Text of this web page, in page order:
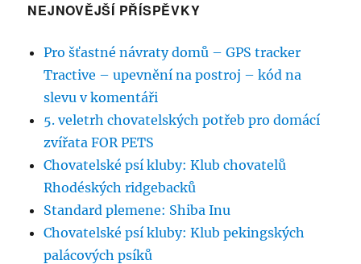
NEJNOVĚJŠÍ PŘÍSPĚVKY
Pro šťastné návraty domů – GPS tracker
Tractive – upevnění na postroj – kód na
slevu v komentáři
5. veletrh chovatelských potřeb pro domácí
zvířata FOR PETS
Chovatelské psí kluby: Klub chovatelů
Rhodéských ridgebacků
Standard plemene: Shiba Inu
Chovatelské psí kluby: Klub pekingských
palácových psíků